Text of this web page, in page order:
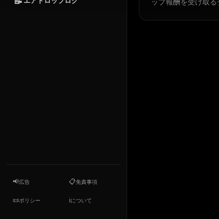
📢広告 📋免責事項
📜ポリシー ℹ️について